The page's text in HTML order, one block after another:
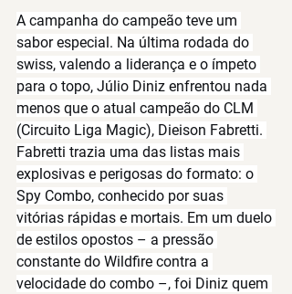
A campanha do campeão teve um
sabor especial. Na última rodada do
swiss, valendo a liderança e o ímpeto
para o topo, Júlio Diniz enfrentou nada
menos que o atual campeão do CLM
(Circuito Liga Magic), Dieison Fabretti.
Fabretti trazia uma das listas mais
explosivas e perigosas do formato: o
Spy Combo, conhecido por suas
vitórias rápidas e mortais. Em um duelo
de estilos opostos – a pressão
constante do Wildfire contra a
velocidade do combo –, foi Diniz quem